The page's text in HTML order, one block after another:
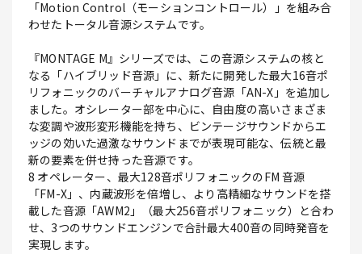
「Motion Control（モーションコントロール）」を組み合
わせたトータル音源システムです。
『MONTAGE M』シリーズでは、この音源システムの核と
なる「ハイブリッド音源」に、新たに開発した最大16音ポ
リフォニックのバーチャルアナログ音源「AN-X」を追加し
ました。オシレーター部を中心に、自由度の高いさまざま
な変調や波形変形機能を持ち、ビンテージサウンドからエ
ッジの効いた過激なサウンドまでが表現可能な、伝統と最
新の要素を併せ持った音源です。
8 オペレーター、最大128音ポリフォニックのFM 音源
「FM-X」、内蔵波形を倍増し、より高精細なサウンドを搭
載した音源「AWM2」（最大256音ポリフォニック）と合わ
せ、3つのサウンドエンジンで合計最大400音の同時発音を
実現します。